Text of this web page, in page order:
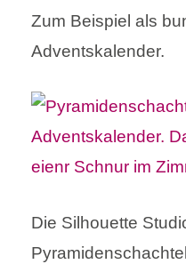
Zum Beispiel als
Adventskalender.
Die Silhouette